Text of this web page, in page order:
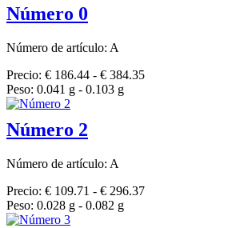
Número 0
Número de artículo: A
Precio: € 186.44 - € 384.35
Peso: 0.041 g - 0.103 g
Número 2
Número de artículo: A
Precio: € 109.71 - € 296.37
Peso: 0.028 g - 0.082 g